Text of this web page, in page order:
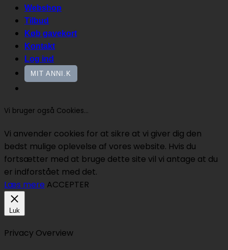
Webshop
Tilbud
Køb gavekort
Kontakt
Log ind
MIT ANNI.K
Vi bruger også Cookies...
Vi anvender cookies for at sikre at vi giver dig den
bedst mulige oplevelse af vores website. Hvis du
fortsætter med at bruge dette site vil vi antage at du
er indforstået med det.
Læs mere ACCEPTER
Luk
Privacy Overview